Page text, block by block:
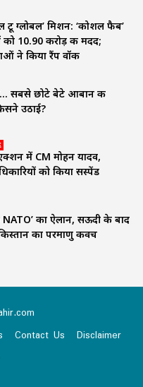
टू ग्लोबल’ मिशन: ‘कोशल फैब’
को 10.90 करोड़ की मदद;
ने किया रैंप वॉक
सबसे छोटे बेटे आबान की
उठाई?
में CM मोहन यादव,
को किया सस्पेंड
NATO’ का ऐलान, सऊदी के बाद
का परमाणु कवच
Contact Us
Disclaimer